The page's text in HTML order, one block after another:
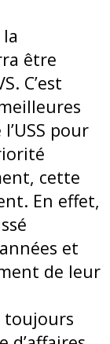
être
C’est
pour
cette
En effet,
et
de leur
toujours